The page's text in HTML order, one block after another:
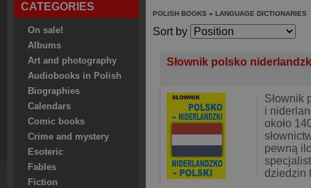
CATEGORIES
On sale!
Albums
Art and photography
Audiobooks in Polish
Biographies
Calendars
Comic books
Crime and mystery
Esoteric
Fables
Fiction
POLISH BOOKS » LANGUAGE DICTIONARIES
Sort by
Słownik polsko
Słownik
i
około
pewną
dziedzin